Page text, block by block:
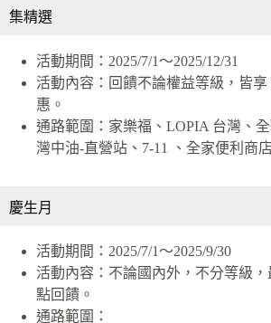
集精選
活動期間：2025/7/1～2025/12/31
活動內容：回饋不論權益等級，皆享
惠。
通路範圍：家樂福、LOPIA 台灣、
灣中油-直營站、7-11 、全家便利商
慶生月
活動期間：2025/7/1～2025/9/30
活動內容：不論國內外，不分等級，
點回饋。
通路範圍：